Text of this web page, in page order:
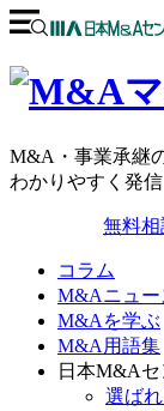
M&A・事業承継
わかりやすく発信
無料相
コラム
M&Aニュー
M&Aを学ぶ
M&A用語集
日本M&Aセ
選ば